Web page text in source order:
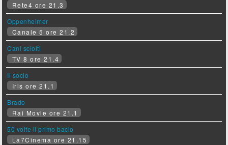
Rete4 ore 21.3
Oppenheimer
Canale 5 ore 21.2
Cani sciolti
TV 8 ore 21.4
Il socio
Iris ore 21.1
Brado
Rai Movie ore 21.1
50 volte il primo bacio
La7Cinema ore 21.15